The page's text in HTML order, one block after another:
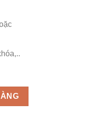
sash hoa hậu từ 150K